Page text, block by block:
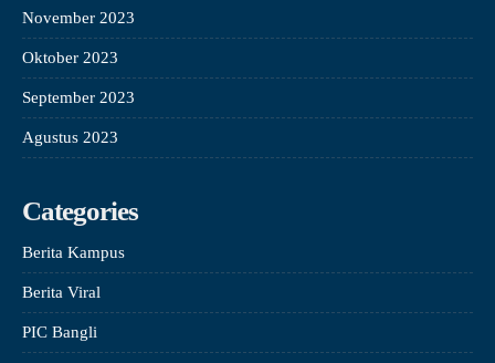
November 2023
Oktober 2023
September 2023
Agustus 2023
Categories
Berita Kampus
Berita Viral
PIC Bangli